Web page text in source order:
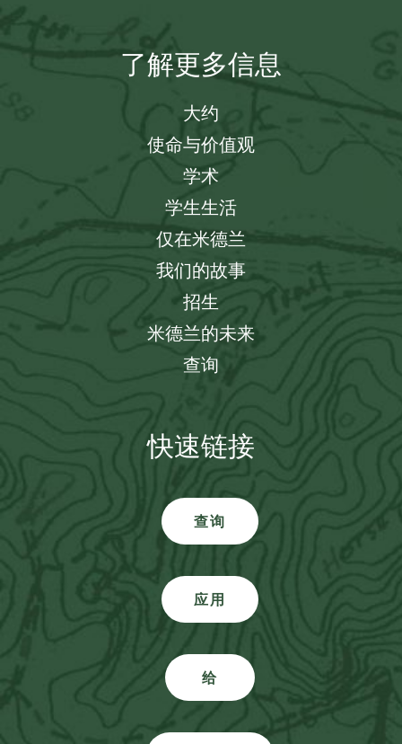
了解更多信息
大约
使命与价值观
学术
学生生活
仅在米德兰
我们的故事
招生
米德兰的未来
查询
快速链接
查询
应用
给